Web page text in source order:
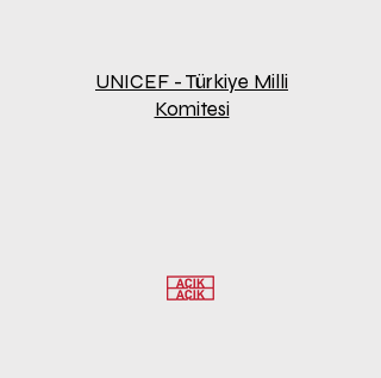
UNICEF - Türkiye Milli
Komitesi